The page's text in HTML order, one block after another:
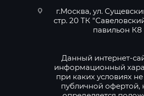
г.Москва, ул.
стр. 20 ТК
павильон К8
Данный интернет-
информационный
при каких условиях не
публичной офертой,